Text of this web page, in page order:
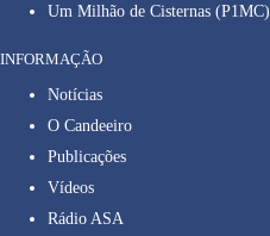
Um Milhão de Cisternas (P1MC)
INFORMAÇÃO
Notícias
O Candeeiro
Publicações
Vídeos
Rádio ASA